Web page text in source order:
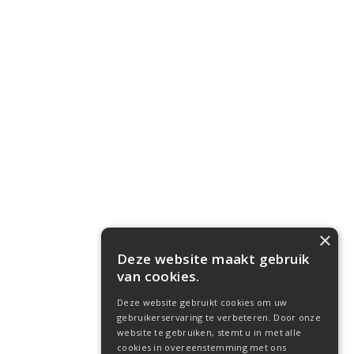
×
Deze website maakt gebruik
van cookies.
Deze website gebruikt cookies om uw
gebruikerservaring te verbeteren. Door onze
website te gebruiken, stemt u in met alle
cookies in overeenstemming met ons